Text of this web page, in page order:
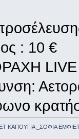
: 10 €
LIVE
ΚΑΠΟΥΓΙΑ _ΣΟΦΙΑ